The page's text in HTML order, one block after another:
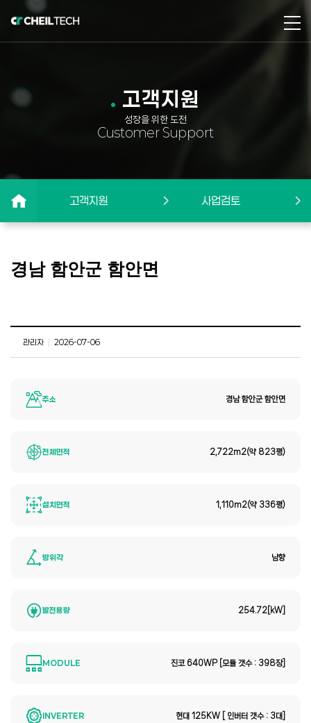
고객지원
성장을 위한 도전
Customer Support
고객지원 사업검토
경남 함안군 함안면
관리자 2026-07-06
주소 경남 함안군 함안면
전체면적 2,722m2(약 823평)
설치면적 1,110m2(약 336평)
방위각 남향
발전용량 254.72[kW]
MODULE 진코 640WP [모듈 갯수 : 398장]
INVERTER 현대 125KW [ 인버터 갯수 : 3대]